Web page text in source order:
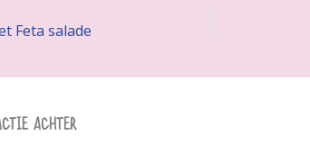
Feta salade
achter